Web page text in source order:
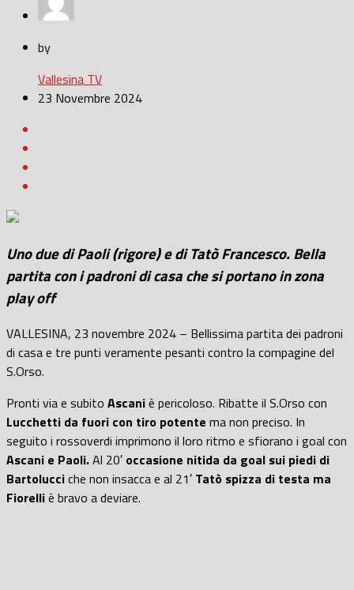
by
Vallesina TV
23 Novembre 2024
Uno due di Paoli (rigore) e di Tatò Francesco. Bella
partita con i padroni di casa che si portano in zona
play off
VALLESINA, 23 novembre 2024 – Bellissima partita dei padroni
di casa e tre punti veramente pesanti contro la compagine del
S.Orso.
Pronti via e subito Ascaniè pericoloso. Ribatte il S.Orso con
Lucchetti da fuori con tiro potente ma non preciso. In
seguito i rossoverdi imprimono il loro ritmo e sfiorano i goal con
Ascani e Paoli.Al 20′ occasione nitida da goal sui piedi di
Bartolucciche non insacca e al 21′ Tatò spizza di testa ma
Fiorelliè bravo a deviare.